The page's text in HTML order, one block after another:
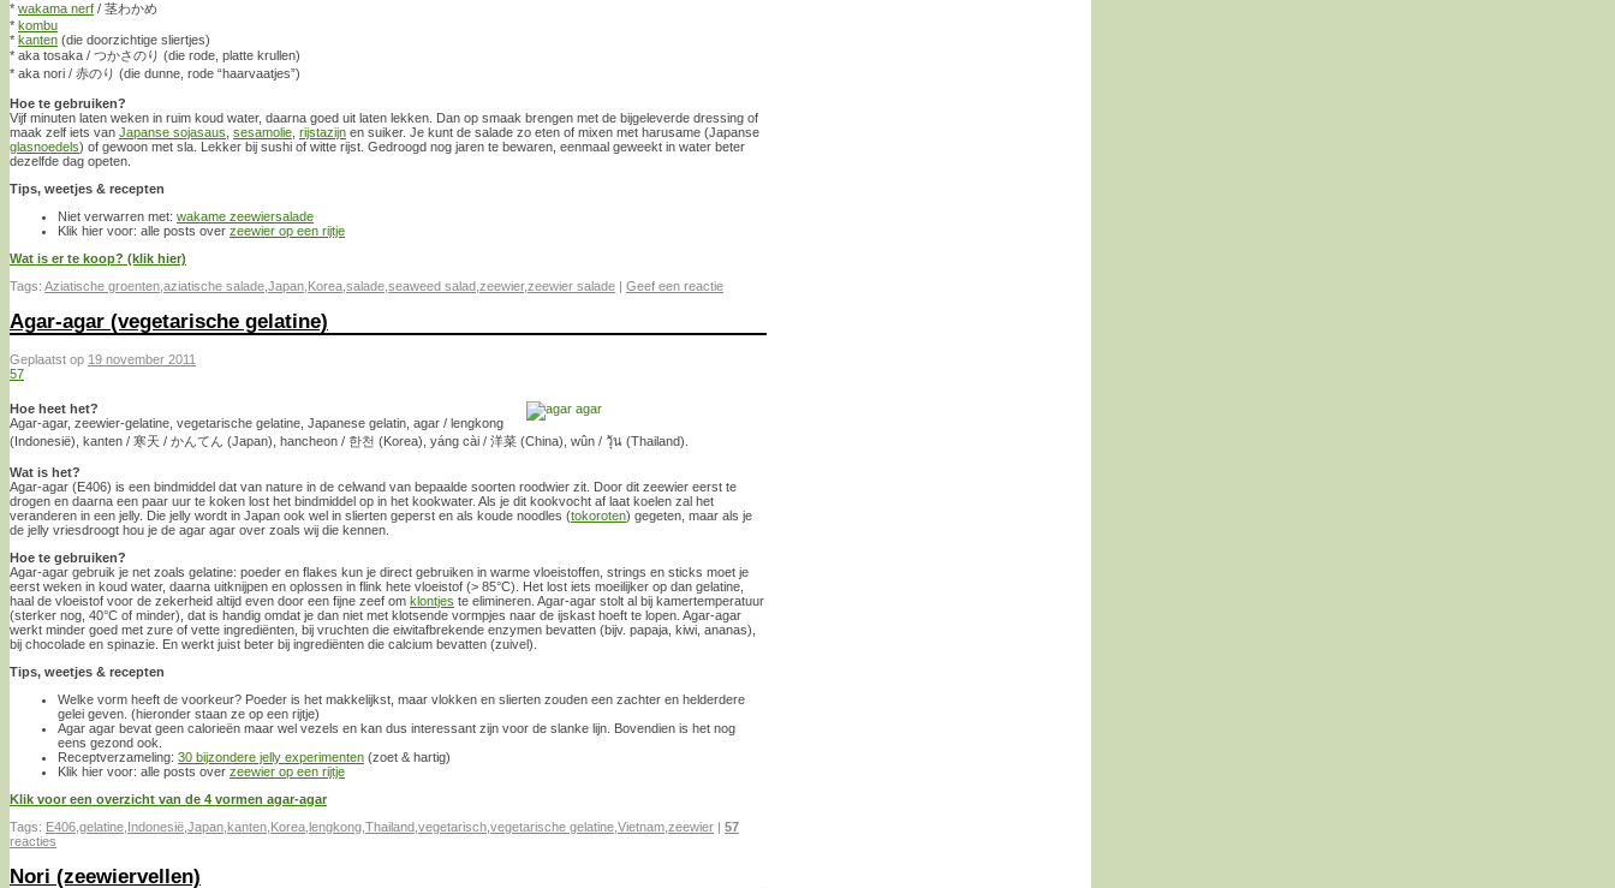
* wakama nerf / 茎わかめ
* kombu
* kanten (die doorzichtige sliertjes)
* aka tosaka / つかさのり (die rode, platte krullen)
* aka nori / 赤のり (die dunne, rode “haarvaatjes”)
Hoe te gebruiken?
Vijf minuten laten weken in ruim koud water, daarna goed uit laten lekken. Dan op smaak brengen met de bijgeleverde dressing of
maak zelf iets van Japanse sojasaus sesamolie rijstazijn en suiker. Je kunt de salade zo eten of mixen met harusame (Japanse
glasnoedels) of gewoon met sla. Lekker bij sushi of witte rijst. Gedroogd nog jaren te bewaren, eenmaal geweekt in water beter
dezelfde dag opeten.
Tips, weetjes & recepten
Niet verwarren met: wakame zeewiersalade
Klik hier voor: alle posts over zeewier op een rijtje
Wat is er te koop? (klik hier)
Tags: Aziatische groenten aziatische salade Japan Korea salade seaweed salad zeewier,zeewier salade Geef een reactie
Agar-agar (vegetarische gelatine)
Geplaatst op 19 november 2011
57
Hoe heet het?
Agar-agar, zeewier-gelatine, vegetarische gelatine, Japanese gelatin, agar / lengkong
(Indonesië), kanten / 寒天 / かんてん (Japan), hancheon / 한천 (Korea), yáng cài / 洋菜 (China), wûn / วุ้น (Thailand).
Wat is het?
Agar-agar (E406) is een bindmiddel dat van nature in de celwand van bepaalde soorten roodwier zit. Door dit zeewier eerst te
drogen en daarna een paar uur te koken lost het bindmiddel op in het kookwater. Als je dit kookvocht af laat koelen zal het
veranderen in een jelly. Die jelly wordt in Japan ook wel in slierten geperst en als koude noodles (tokoroten) gegeten, maar als je
de jelly vriesdroogt hou je de agar agar over zoals wij die kennen.
Hoe te gebruiken?
Agar-agar gebruik je net zoals gelatine: poeder en flakes kun je direct gebruiken in warme vloeistoffen, strings en sticks moet je
eerst weken in koud water, daarna uitknijpen en oplossen in flink hete vloeistof (> 85°C). Het lost iets moeilijker op dan gelatine,
haal de vloeistof voor de zekerheid altijd even door een fijne zeef om klontjes te elimineren. Agar-agar stolt al bij kamertemperatuur
(sterker nog, 40°C of minder), dat is handig omdat je dan niet met klotsende vormpjes naar de ijskast hoeft te lopen. Agar-agar
werkt minder goed met zure of vette ingrediënten, bij vruchten die eiwitafbrekende enzymen bevatten (bijv. papaja, kiwi, ananas),
bij chocolade en spinazie. En werkt juist beter bij ingrediënten die calcium bevatten (zuivel).
Tips, weetjes & recepten
Welke vorm heeft de voorkeur? Poeder is het makkelijkst, maar vlokken en slierten zouden een zachter en helderdere
gelei geven. (hieronder staan ze op een rijtje)
Agar agar bevat geen calorieën maar wel vezels en kan dus interessant zijn voor de slanke lijn. Bovendien is het nog
eens gezond ook.
Receptverzameling: 30 bijzondere jelly experimenten (zoet & hartig)
Klik hier voor: alle posts over zeewier op een rijtje
Klik voor een overzicht van de 4 vormen agar-agar
Tags: E406 gelatine Indonesië Japan kanten Korea lengkong Thailand vegetarisch vegetarische gelatine Vietnam zeewier
57
reacties
Nori (zeewiervellen)